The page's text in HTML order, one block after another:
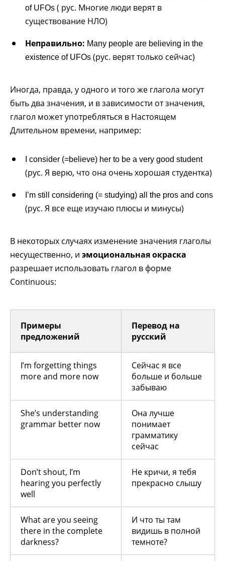
of UFOs ( рус. Многие люди верят в
существование НЛО)
Неправильно: Many people are believing in the
existence of UFOs (рус. верят только сейчас)
Иногда, правда, у одного и того же глагола могут
быть два значения, и в зависимости от значения,
глагол может употребляться в Настоящем
Длительном времени, например:
I consider (=believe) her to be a very good student
(рус. Я верю, что она очень хорошая студентка)
I’m still considering (= studying) all the pros and cons
(рус. Я все еще изучаю плюсы и минусы)
В некоторых случаях изменение значения глаголы
несущественно, и эмоциональная окраска
разрешает использовать глагол в форме
Continuous:
Примеры
предложений
Перевод на
русский
I’m forgetting things
more and more now
Сейчас я все
больше и больше
забываю
She’s understanding
grammar better now
Она лучше
понимает
грамматику
сейчас
Don’t shout, I’m
hearing you perfectly
well
Не кричи, я тебя
прекрасно слышу
What are you seeing
there in the complete
darkness?
И что ты там
видишь в полной
темноте?